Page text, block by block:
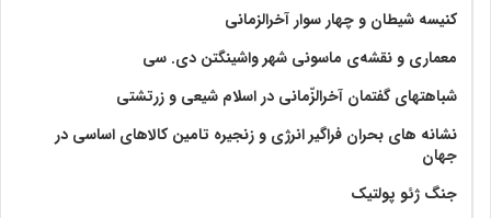
کنیسه شیطان و چهار سوار آخرالزمانی
معماری و نقشه‌ی ماسونی شهر واشينگتن دی. سی
شباهتهای گفتمان آخر‌الزّمانی در اسلام شیعی و زرتشتی
نشانه های بحران فراگیر انرژی و زنجیره تامین کالاهای اساسی در
جهان
جنگ ژئو پولتیک